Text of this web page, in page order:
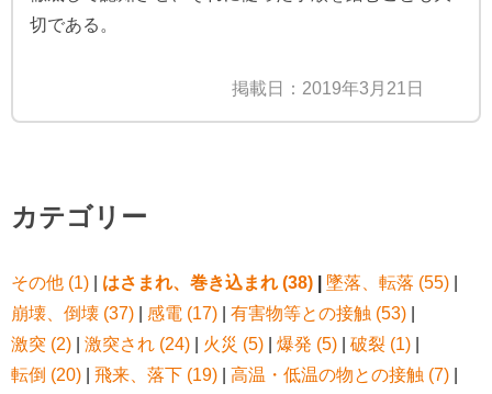
切である。
掲載日：2019年3月21日
カテゴリー
その他 (1) はさまれ、巻き込まれ (38) 墜落、転落 (55)
崩壊、倒壊 (37)
感電 (17) 有害物等との接触 (53)
激突 (2)
激突され (24) 火災 (5) 爆発 (5) 破裂 (1)
転倒 (20)
飛来、落下 (19) 高温・低温の物との接触 (7)